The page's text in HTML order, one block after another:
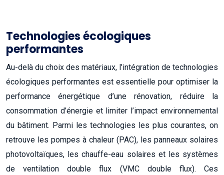
Technologies écologiques
performantes
Au-delà du choix des matériaux, l’intégration de technologies
écologiques performantes est essentielle pour optimiser la
performance énergétique d’une rénovation, réduire la
consommation d’énergie et limiter l’impact environnemental
du bâtiment. Parmi les technologies les plus courantes, on
retrouve les pompes à chaleur (PAC), les panneaux solaires
photovoltaïques, les chauffe-eau solaires et les systèmes
de ventilation double flux (VMC double flux). Ces